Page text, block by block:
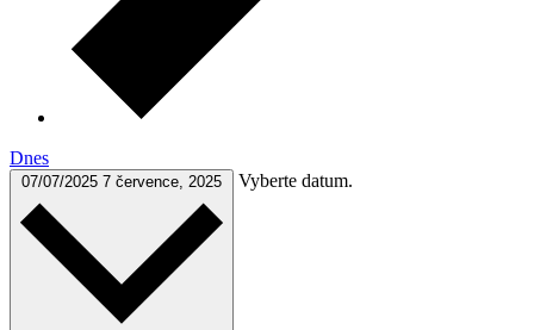
Dnes
07/07/2025 7 července, 2025 Vyberte datum.